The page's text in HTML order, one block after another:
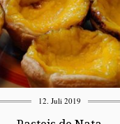
12. Juli 2019